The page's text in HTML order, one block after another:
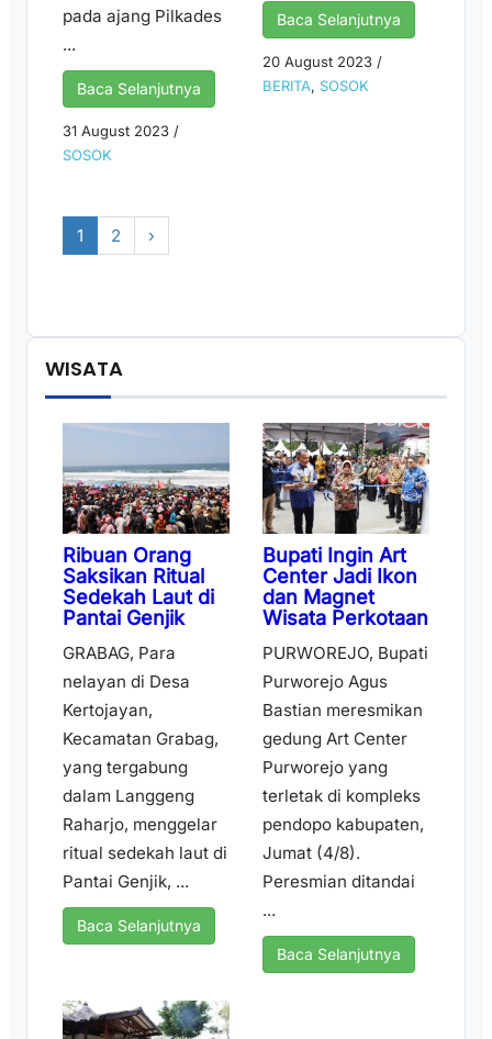
pada ajang Pilkades
...
Baca Selanjutnya
31 August 2023 /
SOSOK
Baca Selanjutnya
20 August 2023 /
BERITA, SOSOK
1 2 ›
WISATA
Ribuan Orang
Saksikan Ritual
Sedekah Laut di
Pantai Genjik
GRABAG, Para
nelayan di Desa
Kertojayan,
Kecamatan Grabag,
yang tergabung
dalam Langgeng
Raharjo, menggelar
ritual sedekah laut di
Pantai Genjik, ...
Baca Selanjutnya
Bupati Ingin Art
Center Jadi Ikon
dan Magnet
Wisata Perkotaan
PURWOREJO, Bupati
Purworejo Agus
Bastian meresmikan
gedung Art Center
Purworejo yang
terletak di kompleks
pendopo kabupaten,
Jumat (4/8).
Peresmian ditandai
...
Baca Selanjutnya